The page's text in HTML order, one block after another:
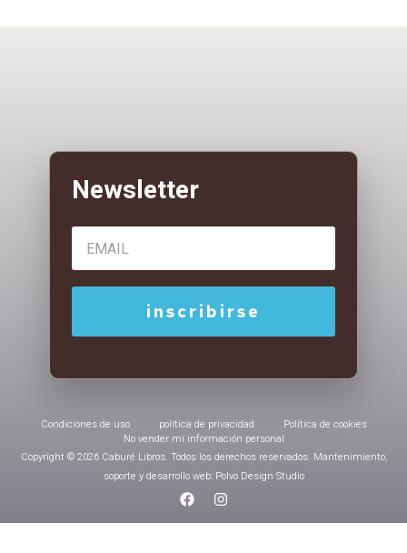
Condiciones de uso política de privacidad
Política de cookies
No vender mi información personal
Copyright © 2026 Caburé Libros. Todos los derechos reservados. Mantenimiento,
soporte y desarrollo web: Polvo Design Studio